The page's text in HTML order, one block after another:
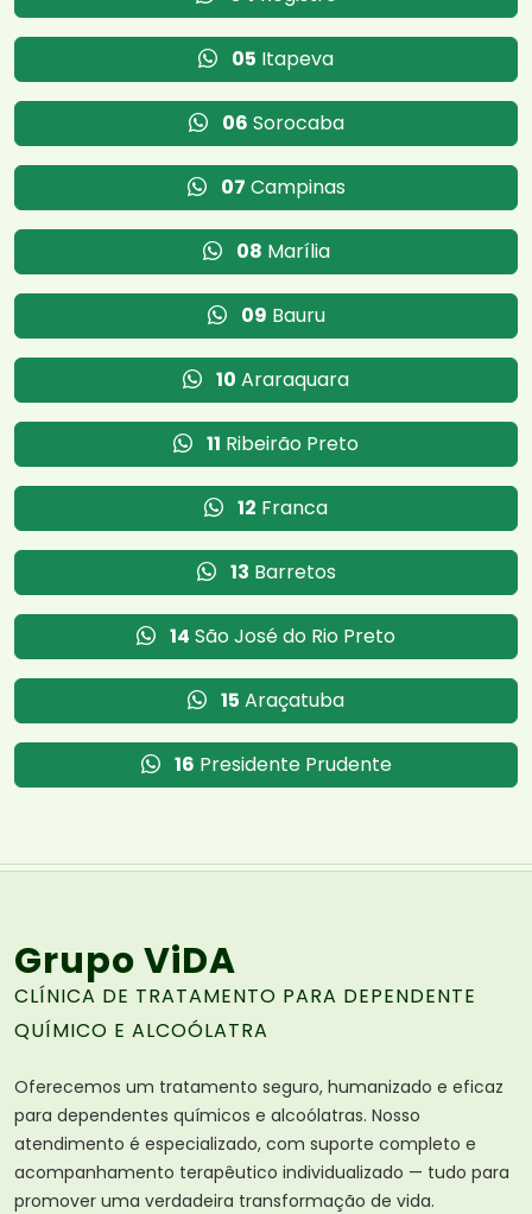
05 Itapeva
06 Sorocaba
07 Campinas
08 Marília
09 Bauru
10 Araraquara
11 Ribeirão Preto
12 Franca
13 Barretos
14 São José do Rio Preto
15 Araçatuba
16 Presidente Prudente
Grupo ViDA
CLÍNICA DE TRATAMENTO PARA DEPENDENTE
QUÍMICO E ALCOÓLATRA
Oferecemos um tratamento seguro, humanizado e eficaz
para dependentes químicos e alcoólatras. Nosso
atendimento é especializado, com suporte completo e
acompanhamento terapêutico individualizado — tudo para
promover uma verdadeira transformação de vida.